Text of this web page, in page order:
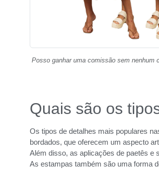
Posso ganhar uma comissão sem nenhum
Quais são os
Os tipos de detalhes mais populares
bordados, que oferecem um aspecto
Além disso, as aplicações de paetês e
As estampas também são uma forma